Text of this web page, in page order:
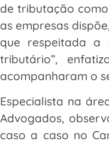
de tributação
as empresas
que respeitada a
tributário”,
acompanharam o
Especialista na
Advogados,
caso a caso no